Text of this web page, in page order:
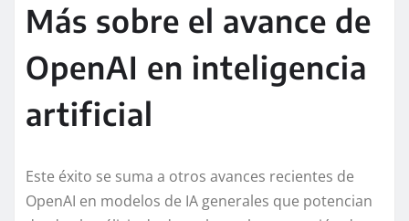
Más sobre el avance de
OpenAI en inteligencia
artificial
Este éxito se suma a otros avances recientes de
OpenAI en modelos de IA generales que potencian